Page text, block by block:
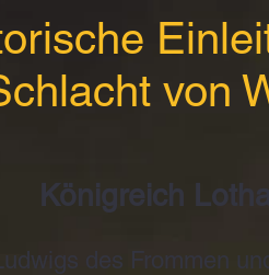
Königreich
des Frommen
von